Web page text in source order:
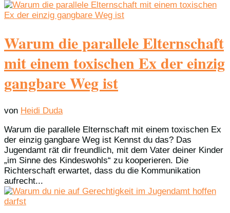
Warum die parallele Elternschaft
mit einem toxischen Ex der einzig
gangbare Weg ist
von Heidi Duda
Warum die parallele Elternschaft mit einem toxischen Ex
der einzig gangbare Weg ist Kennst du das? Das
Jugendamt rät dir freundlich, mit dem Vater deiner Kinder
„im Sinne des Kindeswohls“ zu kooperieren. Die
Richterschaft erwartet, dass du die Kommunikation
aufrecht...